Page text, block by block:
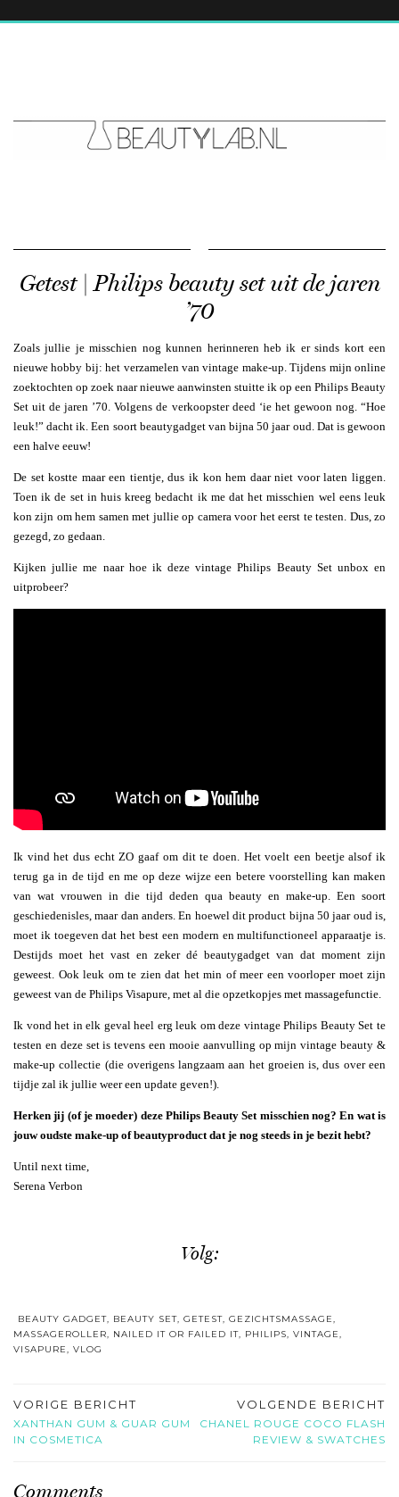
Getest | Philips beauty set uit de jaren
’70
Zoals jullie je misschien nog kunnen herinneren heb ik er sinds kort een
nieuwe hobby bij: het verzamelen van vintage make-up. Tijdens mijn online
zoektochten op zoek naar nieuwe aanwinsten stuitte ik op een Philips Beauty
Set uit de jaren ’70. Volgens de verkoopster deed ‘ie het gewoon nog. “Hoe
leuk!” dacht ik. Een soort beautygadget van bijna 50 jaar oud. Dat is gewoon
een halve eeuw!
De set kostte maar een tientje, dus ik kon hem daar niet voor laten liggen.
Toen ik de set in huis kreeg bedacht ik me dat het misschien wel eens leuk
kon zijn om hem samen met jullie op camera voor het eerst te testen. Dus, zo
gezegd, zo gedaan.
Kijken jullie me naar hoe ik deze vintage Philips Beauty Set unbox en
uitprobeer?
Ik vind het dus echt ZO gaaf om dit te doen. Het voelt een beetje alsof ik
terug ga in de tijd en me op deze wijze een betere voorstelling kan maken
van wat vrouwen in die tijd deden qua beauty en make-up. Een soort
geschiedenisles, maar dan anders. En hoewel dit product bijna 50 jaar oud is,
moet ik toegeven dat het best een modern en multifunctioneel apparaatje is.
Destijds moet het vast en zeker dé beautygadget van dat moment zijn
geweest. Ook leuk om te zien dat het min of meer een voorloper moet zijn
geweest van de Philips Visapure, met al die opzetkopjes met massagefunctie.
Ik vond het in elk geval heel erg leuk om deze vintage Philips Beauty Set te
testen en deze set is tevens een mooie aanvulling op mijn vintage beauty &
make-up collectie (die overigens langzaam aan het groeien is, dus over een
tijdje zal ik jullie weer een update geven!).
Herken jij (of je moeder) deze Philips Beauty Set misschien nog? En wat is
jouw oudste make-up of beautyproduct dat je nog steeds in je bezit hebt?
Until next time,
Serena Verbon
Volg:
BEAUTY GADGET, BEAUTY SET, GETEST, GEZICHTSMASSAGE,
MASSAGEROLLER, NAILED IT OR FAILED IT, PHILIPS, VINTAGE,
VISAPURE, VLOG
VORIGE BERICHT
XANTHAN GUM & GUAR GUM
IN COSMETICA
VOLGENDE BERICHT
CHANEL ROUGE COCO FLASH
REVIEW & SWATCHES
Comments